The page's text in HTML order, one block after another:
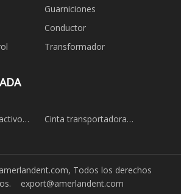
Guarniciones
Conductor
Transformador
Cinta transportadora
Todos los derechos
export@amerlandent.com